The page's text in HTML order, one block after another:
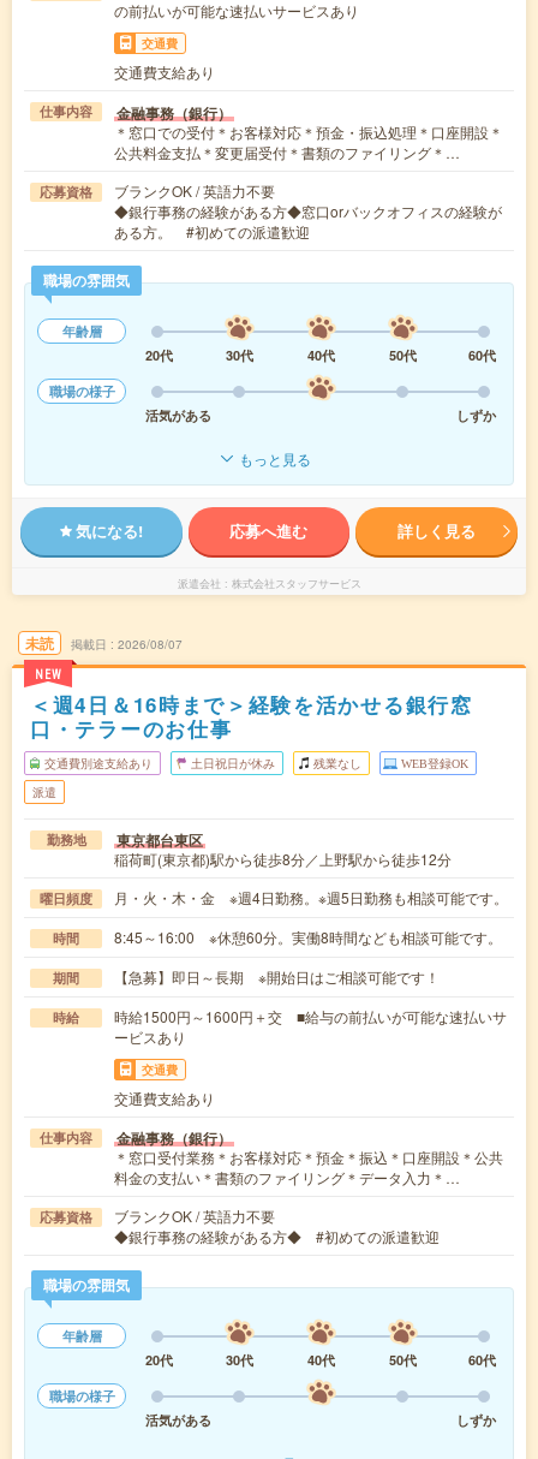
の前払いが可能な速払いサービスあり
交通費
交通費支給あり
仕事内容 金融事務（銀行）
＊窓口での受付＊お客様対応＊預金・振込処理＊口座開設＊
公共料金支払＊変更届受付＊書類のファイリング＊…
応募資格
ブランクOK / 英語力不要
◆銀行事務の経験がある方◆窓口orバックオフィスの経験が
ある方。 #初めての派遣歓迎
職場の雰囲気
年齢層
20代
30代 40代 50代
60代
職場の様子
活気がある
しずか
もっと見る
気になる! 応募へ進む 詳しく見る
派遣会社 株式会社スタッフサービス
未読
NEW
掲載日 2026/08/07
＜週4日＆16時まで＞経験を活かせる銀行窓
口・テラーのお仕事
交通費別途支給あり 土日祝日が休み 残業なし WEB登録OK
派遣
勤務地 東京都台東区
稲荷町(東京都)駅から徒歩8分／上野駅から徒歩12分
曜日頻度 月・火・木・金 ※週4日勤務。※週5日勤務も相談可能です。
時間 8:45～16:00 ※休憩60分。実働8時間なども相談可能です。
期間 【急募】即日～長期 ※開始日はご相談可能です！
時給
時給1500円～1600円＋交 ■給与の前払いが可能な速払いサ
ービスあり
交通費
交通費支給あり
仕事内容 金融事務（銀行）
＊窓口受付業務＊お客様対応＊預金＊振込＊口座開設＊公共
料金の支払い＊書類のファイリング＊データ入力＊…
応募資格
ブランクOK / 英語力不要
◆銀行事務の経験がある方◆ #初めての派遣歓迎
職場の雰囲気
年齢層
20代
30代 40代 50代
60代
職場の様子
活気がある
しずか